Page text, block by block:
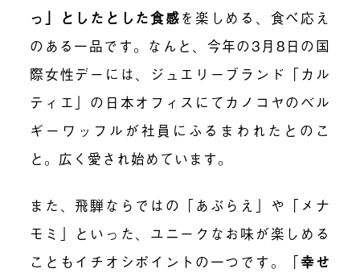
っ」としたとした食感を楽しめる、食べ応え
のある一品です。なんと、今年の3月8日の国
際女性デーには、ジュエリーブランド「カル
ティエ」の日本オフィスにてカノコヤのベル
ギーワッフルが社員にふるまわれたとのこ
と。広く愛され始めています。
また、飛騨ならではの「あぶらえ」や「メナ
モミ」といった、ユニークなお味が楽しめる
こともイチオシポイントの一つです。「幸せ